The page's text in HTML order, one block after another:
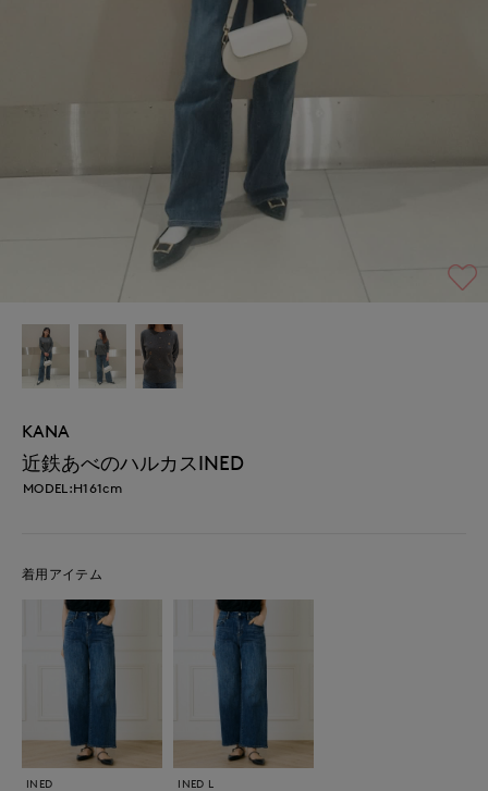
KANA
近鉄あべのハルカスINED
MODEL:H161cm
着用アイテム
INED
INED L